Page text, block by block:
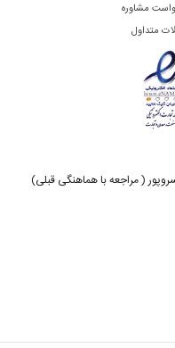
مشاوره
متداول
( مراجعه با هماهنگی قبلی)